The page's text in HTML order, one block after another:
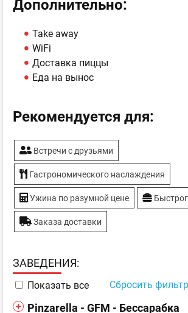
Дополнительно:
Take away
WiFi
Доставка пиццы
Еда на вынос
Рекомендуется для:
Встречи с друзьями
Гастрономического наслаждения
Ужина по разумной цене
Заказа доставки
ЗAВЕДЕНИЯ:
Показать все Сбросить
Pinzarella - GFM - Бессарабка